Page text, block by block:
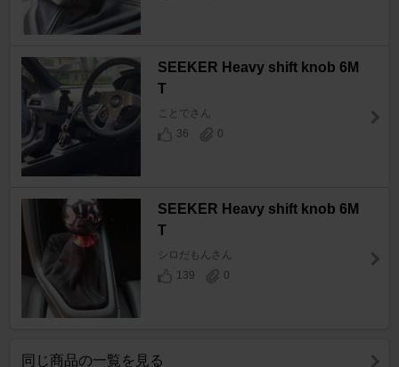
SEEKER Heavy shift knob 6M
T
ことでさん
36
0
SEEKER Heavy shift knob 6M
T
シロだもんさん
139
0
同じ商品の一覧を見る